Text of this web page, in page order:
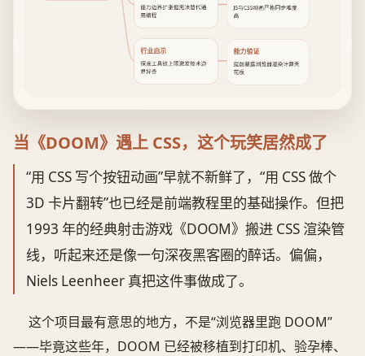
能力边界扩张但无法替代通
用编程
JS与CSS动画严格同步难度
高
行业启示
探底工具链上限激发技术边
界好奇
能力验证
提前暴露浏览器渲染计算天
花板
当《DOOM》遇上 CSS，这个玩笑居然成了
“用 CSS 写个按钮动画”早就不新鲜了，“用 CSS 做个
3D 卡片翻转”也已经是前端教程里的基础操作。但把
1993 年的经典射击游戏《DOOM》搬进 CSS 渲染管
线，听起来还是像一句深夜黑客圈的醉话。偏偏，
Niels Leenheer 真把这件事做成了。
这个项目最有意思的地方，不是“浏览器里跑 DOOM”
——毕竟这些年，DOOM 已经被移植到打印机、验孕棒、